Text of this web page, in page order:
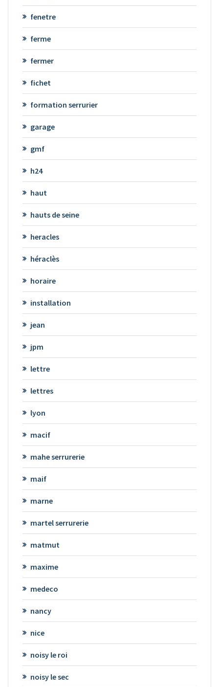
fenetre
ferme
fermer
fichet
formation serrurier
garage
gmf
h24
haut
hauts de seine
heracles
héraclès
horaire
installation
jean
jpm
lettre
lettres
lyon
macif
mahe serrurerie
maif
marne
martel serrurerie
matmut
maxime
medeco
nancy
nice
noisy le roi
noisy le sec